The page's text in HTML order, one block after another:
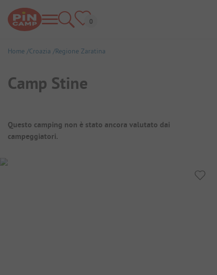
Home Croazia Regione Zaratina
Camp Stine
Panoramica del campeggio
Questo camping non è stato ancora valutato dai
campeggiatori.